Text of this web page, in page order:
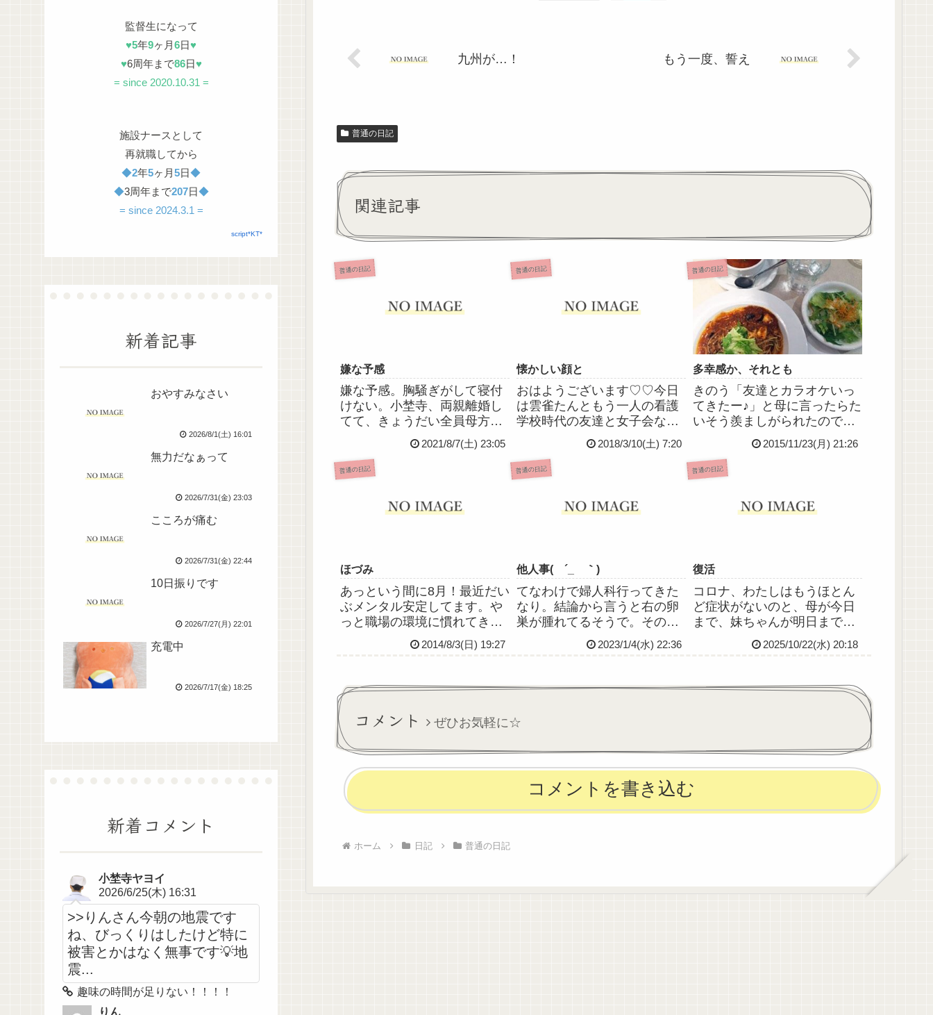
九州が…！ もう一度、誓え
普通の日記
関連記事
普通の日記
嫌な予感
嫌な予感。胸騒ぎがして寝付
けない。小埜寺、両親離婚し
てて、きょうだい全員母方に
育てられたんだけど、去年9
月、父が亡くなったのを新聞
の慶弔欄で知ったんです。父
とは完全に離別してたけど、
亡くなったのはやっぱり悲し
くて、手を合わせに行きたい
2021/8/7(土) 23:05
普通の日記
懐かしい顔と
おはようございます♡♡今日
は雲雀たんともう一人の看護
学校時代の友達と女子会なん
です(ﾉ*>∀<)ﾉｷｬｯｷｬｯ♬ 超楽し
2018/3/10(土) 7:20
普通の日記
多幸感か、それとも
きのう「友達とカラオケいっ
てきたー♪」と母に言ったらた
いそう羨ましがられたので、
今度は母と行ってきた。笑い
きなりちょっと話がそれるけ
ど、妹の話。うちの妹、これ
までもブログでちょこちょこ
ふれているけど、学校には行
けていない。いわゆる不登校
2015/11/23(月) 21:26
普通の日記
ほづみ
あっという間に8月！最近だい
ぶメンタル安定してます。や
っと職場の環境に慣れてきた
からかなーと。あと、認知の
ゆがみを自覚し、マイナス思
なってきたおかげかもです☆1
日から3連休だったのでおもい
っきりゴロゴロして過ごし
ま...
2014/8/3(日) 19:27
普通の日記
他人事( ´_ゝ｀)
てなわけで婦人科行ってきた
なり。結論から言うと右の卵
巣が腫れてるそうで。その卵
巣の腫れと、11月のが飛んで
今回のが長引いているのはホ
体が...
2023/1/4(水) 22:36
普通の日記
復活
コロナ、わたしはもうほとん
ど症状がないのと、母が今日
まで、妹ちゃんが明日までの
自宅待機なので、お仕事も明
日から復帰することになりま
くなったし精神面も落ち着い
たのでたぶん大丈夫、だと思
2025/10/22(水) 20:18
コメント ぜひお気軽に☆
コメントを書き込む
ホーム 日記 普通の日記
監督生になって
♥5年9ヶ月6日♥
♥6周年まで86日♥
= since 2020.10.31 =
施設ナースとして
再就職してから
◆2年5ヶ月5日◆
◆3周年まで207日◆
= since 2024.3.1 =
script*KT*
新着記事
おやすみなさい
2026/8/1(土) 16:01
無力だなぁって
2026/7/31(金) 23:03
こころが痛む
2026/7/31(金) 22:44
10日振りです
2026/7/27(月) 22:01
充電中
2026/7/17(金) 18:25
新着コメント
小埜寺ヤヨイ
2026/6/25(木) 16:31
>>りんさん今朝の地震です
ね、びっくりはしたけど特に
被害とかはなく無事です💡地
震...
趣味の時間が足りない！！！！
りん